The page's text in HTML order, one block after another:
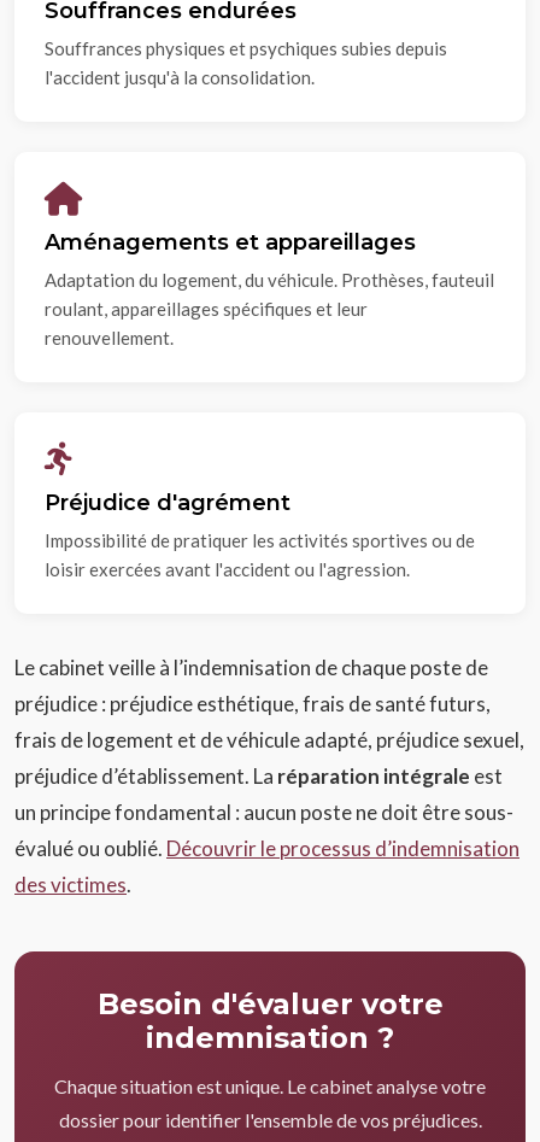
Souffrances endurées
Souffrances physiques et psychiques subies depuis
l'accident jusqu'à la consolidation.
Aménagements et appareillages
Adaptation du logement, du véhicule. Prothèses, fauteuil
roulant, appareillages spécifiques et leur
renouvellement.
Préjudice d'agrément
Impossibilité de pratiquer les activités sportives ou de
loisir exercées avant l'accident ou l'agression.
Le cabinet veille à l’indemnisation de chaque poste de
préjudice : préjudice esthétique, frais de santé futurs,
frais de logement et de véhicule adapté, préjudice sexuel,
préjudice d’établissement. La réparation intégrale est
un principe fondamental : aucun poste ne doit être sous-
évalué ou oublié. Découvrir le processus d’indemnisation
des victimes.
Besoin d'évaluer votre
indemnisation ?
Chaque situation est unique. Le cabinet analyse votre
dossier pour identifier l'ensemble de vos préjudices.